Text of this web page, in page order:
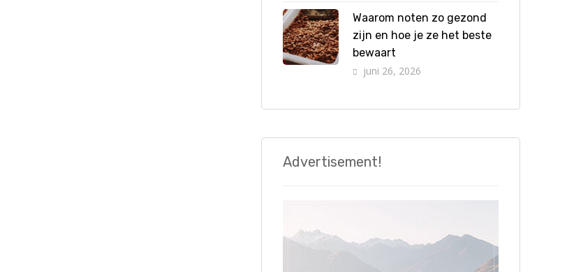
Waarom noten zo gezond
zijn en hoe je ze het beste
bewaart
juni 26, 2026
Advertisement!